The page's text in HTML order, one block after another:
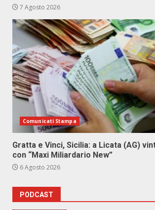
7 Agosto 2026
Comunicati Stampa
Gratta e Vinci, Sicilia: a Licata (AG)
con “Maxi Miliardario New”
6 Agosto 2026
PODCAST